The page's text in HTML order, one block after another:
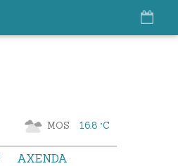
MOS 16.8 °C
AXENDA